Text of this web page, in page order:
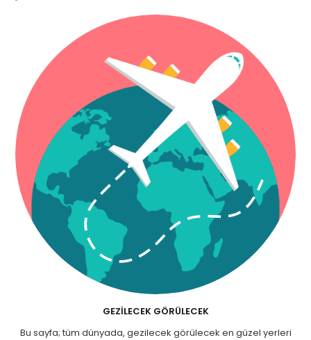
GEZILECEK GÖRÜLECEK
Bu sayfa; tüm dünyada, gezilecek görülecek en güzel yerleri